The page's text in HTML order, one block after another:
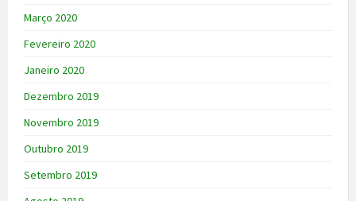
Março 2020
Fevereiro 2020
Janeiro 2020
Dezembro 2019
Novembro 2019
Outubro 2019
Setembro 2019